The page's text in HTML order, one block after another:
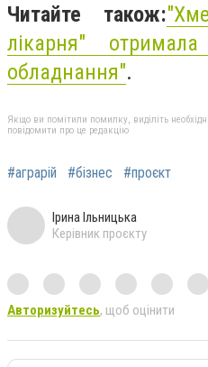
Читайте також:
лікарня"
обладнання".
Якщо ви помітили помилку, виділіть
повідомити про це редакцію
#аграрій #бізнес #проєкт
Ірина Ільницька
Керівник проєкту
Авторизуйтесь, щоб оцінити